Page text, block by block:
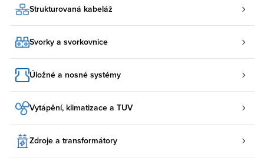
Strukturovaná kabeláž
Svorky a svorkovnice
Úložné a nosné systémy
Vytápění, klimatizace a TUV
Zdroje a transformátory